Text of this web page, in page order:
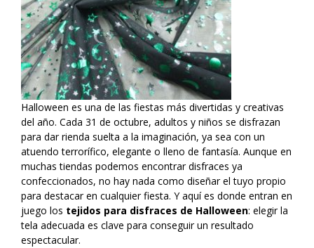
Halloween es una de las fiestas más divertidas y creativas
del año. Cada 31 de octubre, adultos y niños se disfrazan
para dar rienda suelta a la imaginación, ya sea con un
atuendo terrorífico, elegante o lleno de fantasía. Aunque en
muchas tiendas podemos encontrar disfraces ya
confeccionados, no hay nada como diseñar el tuyo propio
para destacar en cualquier fiesta. Y aquí es donde entran en
juego los tejidos para disfraces de Halloween: elegir la
tela adecuada es clave para conseguir un resultado
espectacular.